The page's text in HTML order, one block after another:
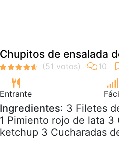
Chupitos de ensalada
Entrante
Ingredientes: 3 Filetes
1 Pimiento rojo de lata 3
ketchup 3 Cucharadas